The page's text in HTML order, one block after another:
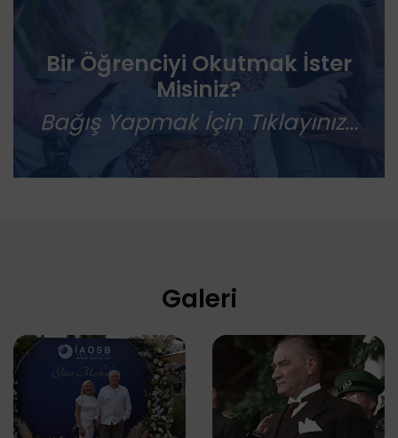
Bir Öğrenciyi Okutmak İster
Misiniz?
Bağış Yapmak İçin Tıklayınız...
Galeri